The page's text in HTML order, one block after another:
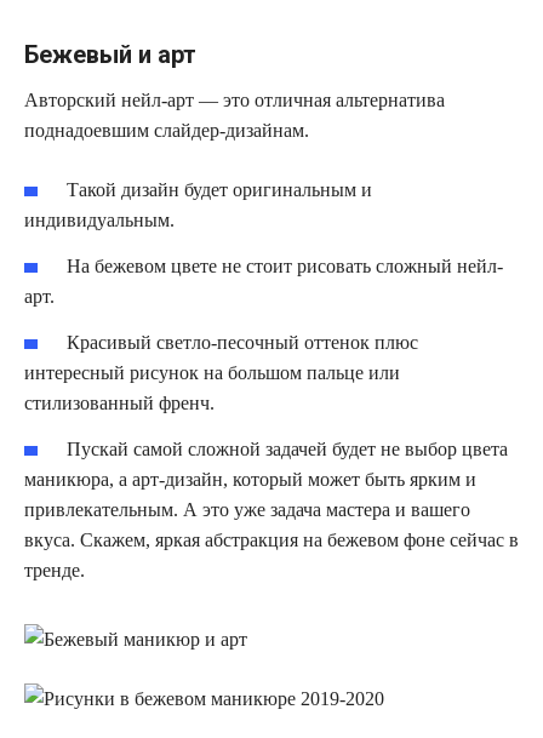
Бежевый и арт
Авторский нейл-арт — это отличная альтернатива
поднадоевшим слайдер-дизайнам.
Такой дизайн будет оригинальным и
индивидуальным.
На бежевом цвете не стоит рисовать сложный нейл-
арт.
Красивый светло-песочный оттенок плюс
интересный рисунок на большом пальце или
стилизованный френч.
Пускай самой сложной задачей будет не выбор цвета
маникюра, а арт-дизайн, который может быть ярким и
привлекательным. А это уже задача мастера и вашего
вкуса. Скажем, яркая абстракция на бежевом фоне сейчас в
тренде.